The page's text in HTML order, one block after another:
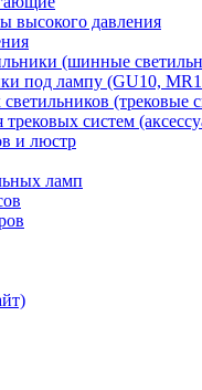
высокого давления
(шинные
под лампу (GU10,
(трековые
систем
и люстр
ламп